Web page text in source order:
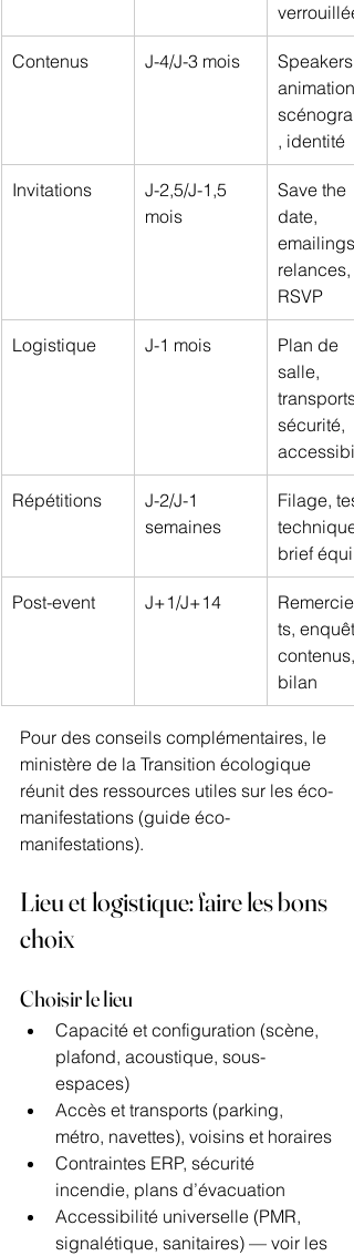
verrouillée
Contenus J-4/J-3 mois
Speakers,
, identité
Invitations
J-2,5/J-1,5
mois
Save the
date,
emailings,
relances,
RSVP
Logistique J-1 mois
Plan de
salle,
transports,
sécurité,
Répétitions
J-2/J-1
semaines
Filage,
brief
Post-event J+1/J+14
ts,
contenus,
bilan
Pour des conseils complémentaires, le
ministère de la Transition écologique
réunit des ressources utiles sur les éco-
manifestations (guide éco-
manifestations).
Lieu et logistique: faire les bons
choix
Choisir le lieu
Capacité et configuration (scène,
plafond, acoustique, sous-
espaces)
Accès et transports (parking,
métro, navettes), voisins et horaires
Contraintes ERP, sécurité
incendie, plans d’évacuation
Accessibilité universelle (PMR,
signalétique, sanitaires) — voir les